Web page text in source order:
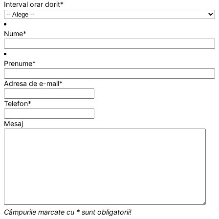
Interval orar dorit*
Nume*
Prenume*
Adresa de e-mail*
Telefon*
Mesaj
Câmpurile marcate cu * sunt obligatorii!